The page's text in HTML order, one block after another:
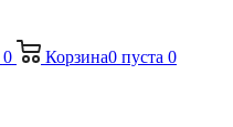
0 Корзина0 пуста 0